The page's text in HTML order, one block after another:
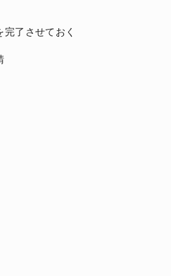
了させておく